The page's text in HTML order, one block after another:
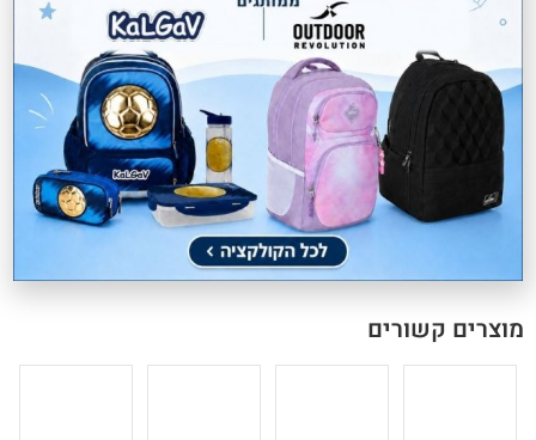
משלוחים חינם בקניה מעל 299 ₪
MONEY LOVE הוא ארנק בינוני שמצליח לשלב סדר מדויק עם מראה
אלגנטי. שלושה כיסים פנימיים, תא מרכזי עם רוכסן ותאי כרטיסים
מאורגנים שומרים שכל פריט יישב במקום הנכון. תא שקוף לתעודת זהות
או רישיון נהיגה ותא ייעודי לשטרות מוסיפים שכבת נוחות יומיומית. זהו
ארנק קליל שמתאים לכל מי שמעדיפה סדר בלי להתפשר על סטייל.
מוצרים קשורים